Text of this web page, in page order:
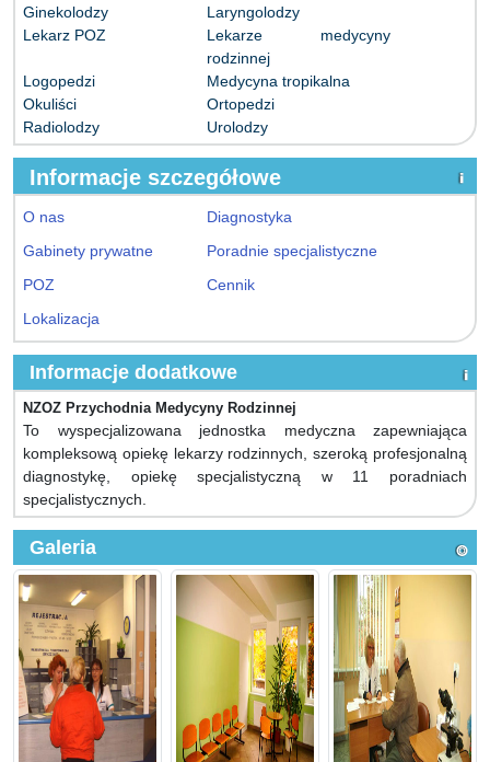
Ginekolodzy
Laryngolodzy
Lekarz POZ
Lekarze medycyny
rodzinnej
Logopedzi
Medycyna tropikalna
Okuliści
Ortopedzi
Radiolodzy
Urolodzy
Informacje szczegółowe
O nas
Diagnostyka
Gabinety prywatne
Poradnie specjalistyczne
POZ
Cennik
Lokalizacja
Informacje dodatkowe
NZOZ Przychodnia Medycyny Rodzinnej
To wyspecjalizowana jednostka medyczna zapewniająca
kompleksową opiekę lekarzy rodzinnych, szeroką profesjonalną
diagnostykę, opiekę specjalistyczną w 11 poradniach
specjalistycznych.
Galeria